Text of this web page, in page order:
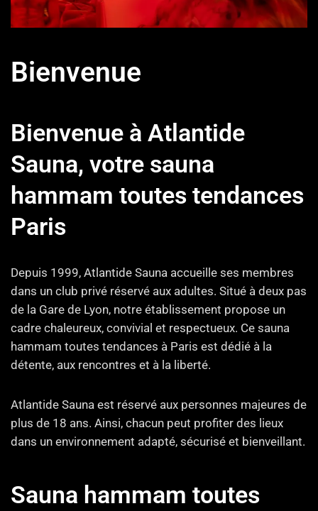
Bienvenue
Bienvenue à Atlantide
Sauna, votre sauna
hammam toutes tendances
Paris
Depuis 1999, Atlantide Sauna accueille ses membres
dans un club privé réservé aux adultes. Situé à deux pas
de la Gare de Lyon, notre établissement propose un
cadre chaleureux, convivial et respectueux. Ce sauna
hammam toutes tendances à Paris est dédié à la
détente, aux rencontres et à la liberté.
Atlantide Sauna est réservé aux personnes majeures de
plus de 18 ans. Ainsi, chacun peut profiter des lieux
dans un environnement adapté, sécurisé et bienveillant.
Sauna hammam toutes